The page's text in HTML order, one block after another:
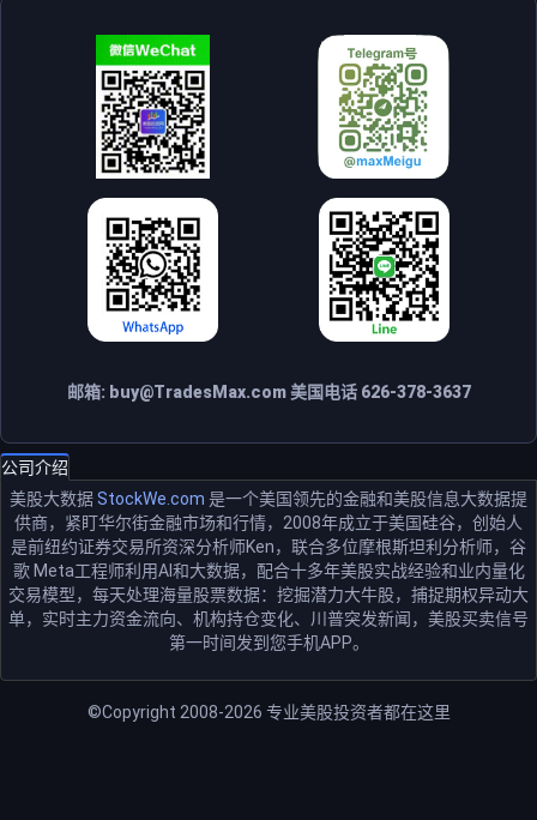
邮箱: buy@TradesMax.com美国电话 626-378-3637
公司介绍
美股大数据StockWe.com 是一个美国领先的金融和美股信息大数据提
供商，紧盯华尔街金融市场和行情，2008年成立于美国硅谷，创始人
是前纽约证券交易所资深分析师Ken，联合多位摩根斯坦利分析师，谷
歌 Meta工程师利用AI和大数据，配合十多年美股实战经验和业内量化
交易模型，每天处理海量股票数据：挖掘潜力大牛股，捕捉期权异动大
单，实时主力资金流向、机构持仓变化、川普突发新闻，美股买卖信号
第一时间发到您手机APP。
©Copyright 2008-2026 专业美股投资者都在这里